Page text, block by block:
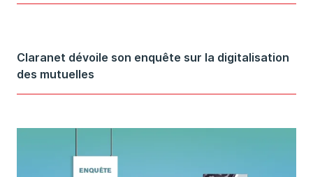
Claranet dévoile son enquête sur la digitalisation
des mutuelles